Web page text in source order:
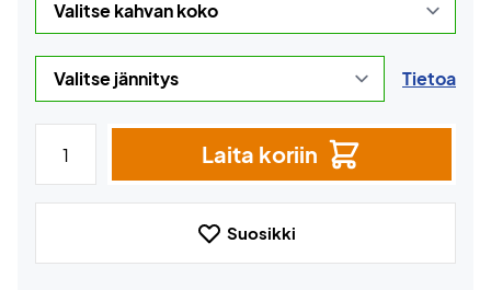
Tietoa
Laita koriin
Suosikki